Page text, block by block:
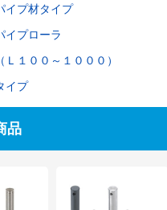
プ材タイプ
イプローラ
１００～１０００）
イプ
品